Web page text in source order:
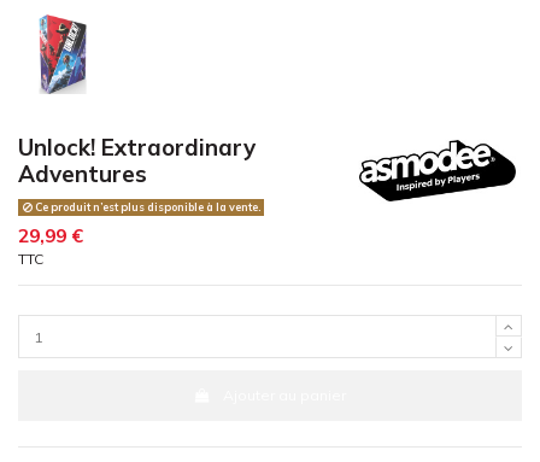
Unlock! Extraordinary
Adventures
Ce produit n’est plus disponible à la vente.
29,99 €
TTC